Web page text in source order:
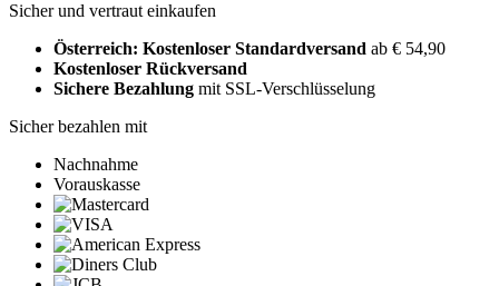
Sicher und vertraut einkaufen
Österreich: Kostenloser Standardversand ab € 54,90
Kostenloser Rückversand
Sichere Bezahlung mit SSL-Verschlüsselung
Sicher bezahlen mit
Nachnahme
Vorauskasse